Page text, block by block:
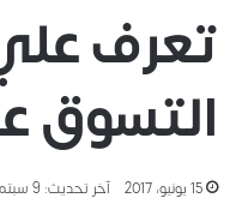
تعرف
التسوق
15 يونيو، 2017 آخر تحديث: 9 سبتمبر، 2021